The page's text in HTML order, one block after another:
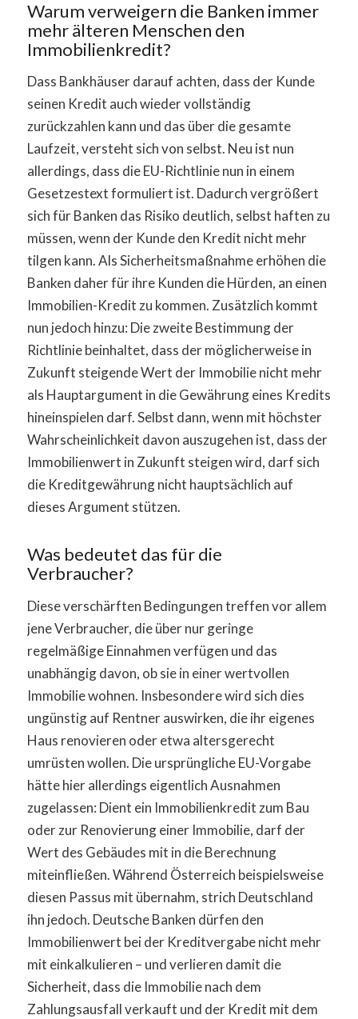
Warum verweigern die Banken immer
mehr älteren Menschen den
Immobilienkredit?
Dass Bankhäuser darauf achten, dass der Kunde
seinen Kredit auch wieder vollständig
zurückzahlen kann und das über die gesamte
Laufzeit, versteht sich von selbst. Neu ist nun
allerdings, dass die EU-Richtlinie nun in einem
Gesetzestext formuliert ist. Dadurch vergrößert
sich für Banken das Risiko deutlich, selbst haften zu
müssen, wenn der Kunde den Kredit nicht mehr
tilgen kann. Als Sicherheitsmaßnahme erhöhen die
Banken daher für ihre Kunden die Hürden, an einen
Immobilien-Kredit zu kommen. Zusätzlich kommt
nun jedoch hinzu: Die zweite Bestimmung der
Richtlinie beinhaltet, dass der möglicherweise in
Zukunft steigende Wert der Immobilie nicht mehr
als Hauptargument in die Gewährung eines Kredits
hineinspielen darf. Selbst dann, wenn mit höchster
Wahrscheinlichkeit davon auszugehen ist, dass der
Immobilienwert in Zukunft steigen wird, darf sich
die Kreditgewährung nicht hauptsächlich auf
dieses Argument stützen.
Was bedeutet das für die
Verbraucher?
Diese verschärften Bedingungen treffen vor allem
jene Verbraucher, die über nur geringe
regelmäßige Einnahmen verfügen und das
unabhängig davon, ob sie in einer wertvollen
Immobilie wohnen. Insbesondere wird sich dies
ungünstig auf Rentner auswirken, die ihr eigenes
Haus renovieren oder etwa altersgerecht
umrüsten wollen. Die ursprüngliche EU-Vorgabe
hätte hier allerdings eigentlich Ausnahmen
zugelassen: Dient ein Immobilienkredit zum Bau
oder zur Renovierung einer Immobilie, darf der
Wert des Gebäudes mit in die Berechnung
miteinfließen. Während Österreich beispielsweise
diesen Passus mit übernahm, strich Deutschland
ihn jedoch. Deutsche Banken dürfen den
Immobilienwert bei der Kreditvergabe nicht mehr
mit einkalkulieren – und verlieren damit die
Sicherheit, dass die Immobilie nach dem
Zahlungsausfall verkauft und der Kredit mit dem